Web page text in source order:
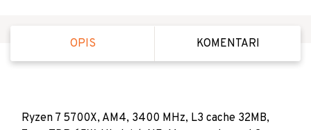
OPIS KOMENTARI
Ryzen 7 5700X, AM4, 3400 MHz, L3 cache 32MB,